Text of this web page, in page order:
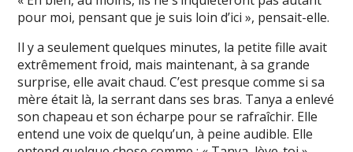
pour moi, pensant que je suis loin d’ici », pensait-elle.
Il y a seulement quelques minutes, la petite fille avait
extrêmement froid, mais maintenant, à sa grande
surprise, elle avait chaud. C’est presque comme si sa
mère était là, la serrant dans ses bras. Tanya a enlevé
son chapeau et son écharpe pour se rafraîchir. Elle
entend une voix de quelqu’un, à peine audible. Elle